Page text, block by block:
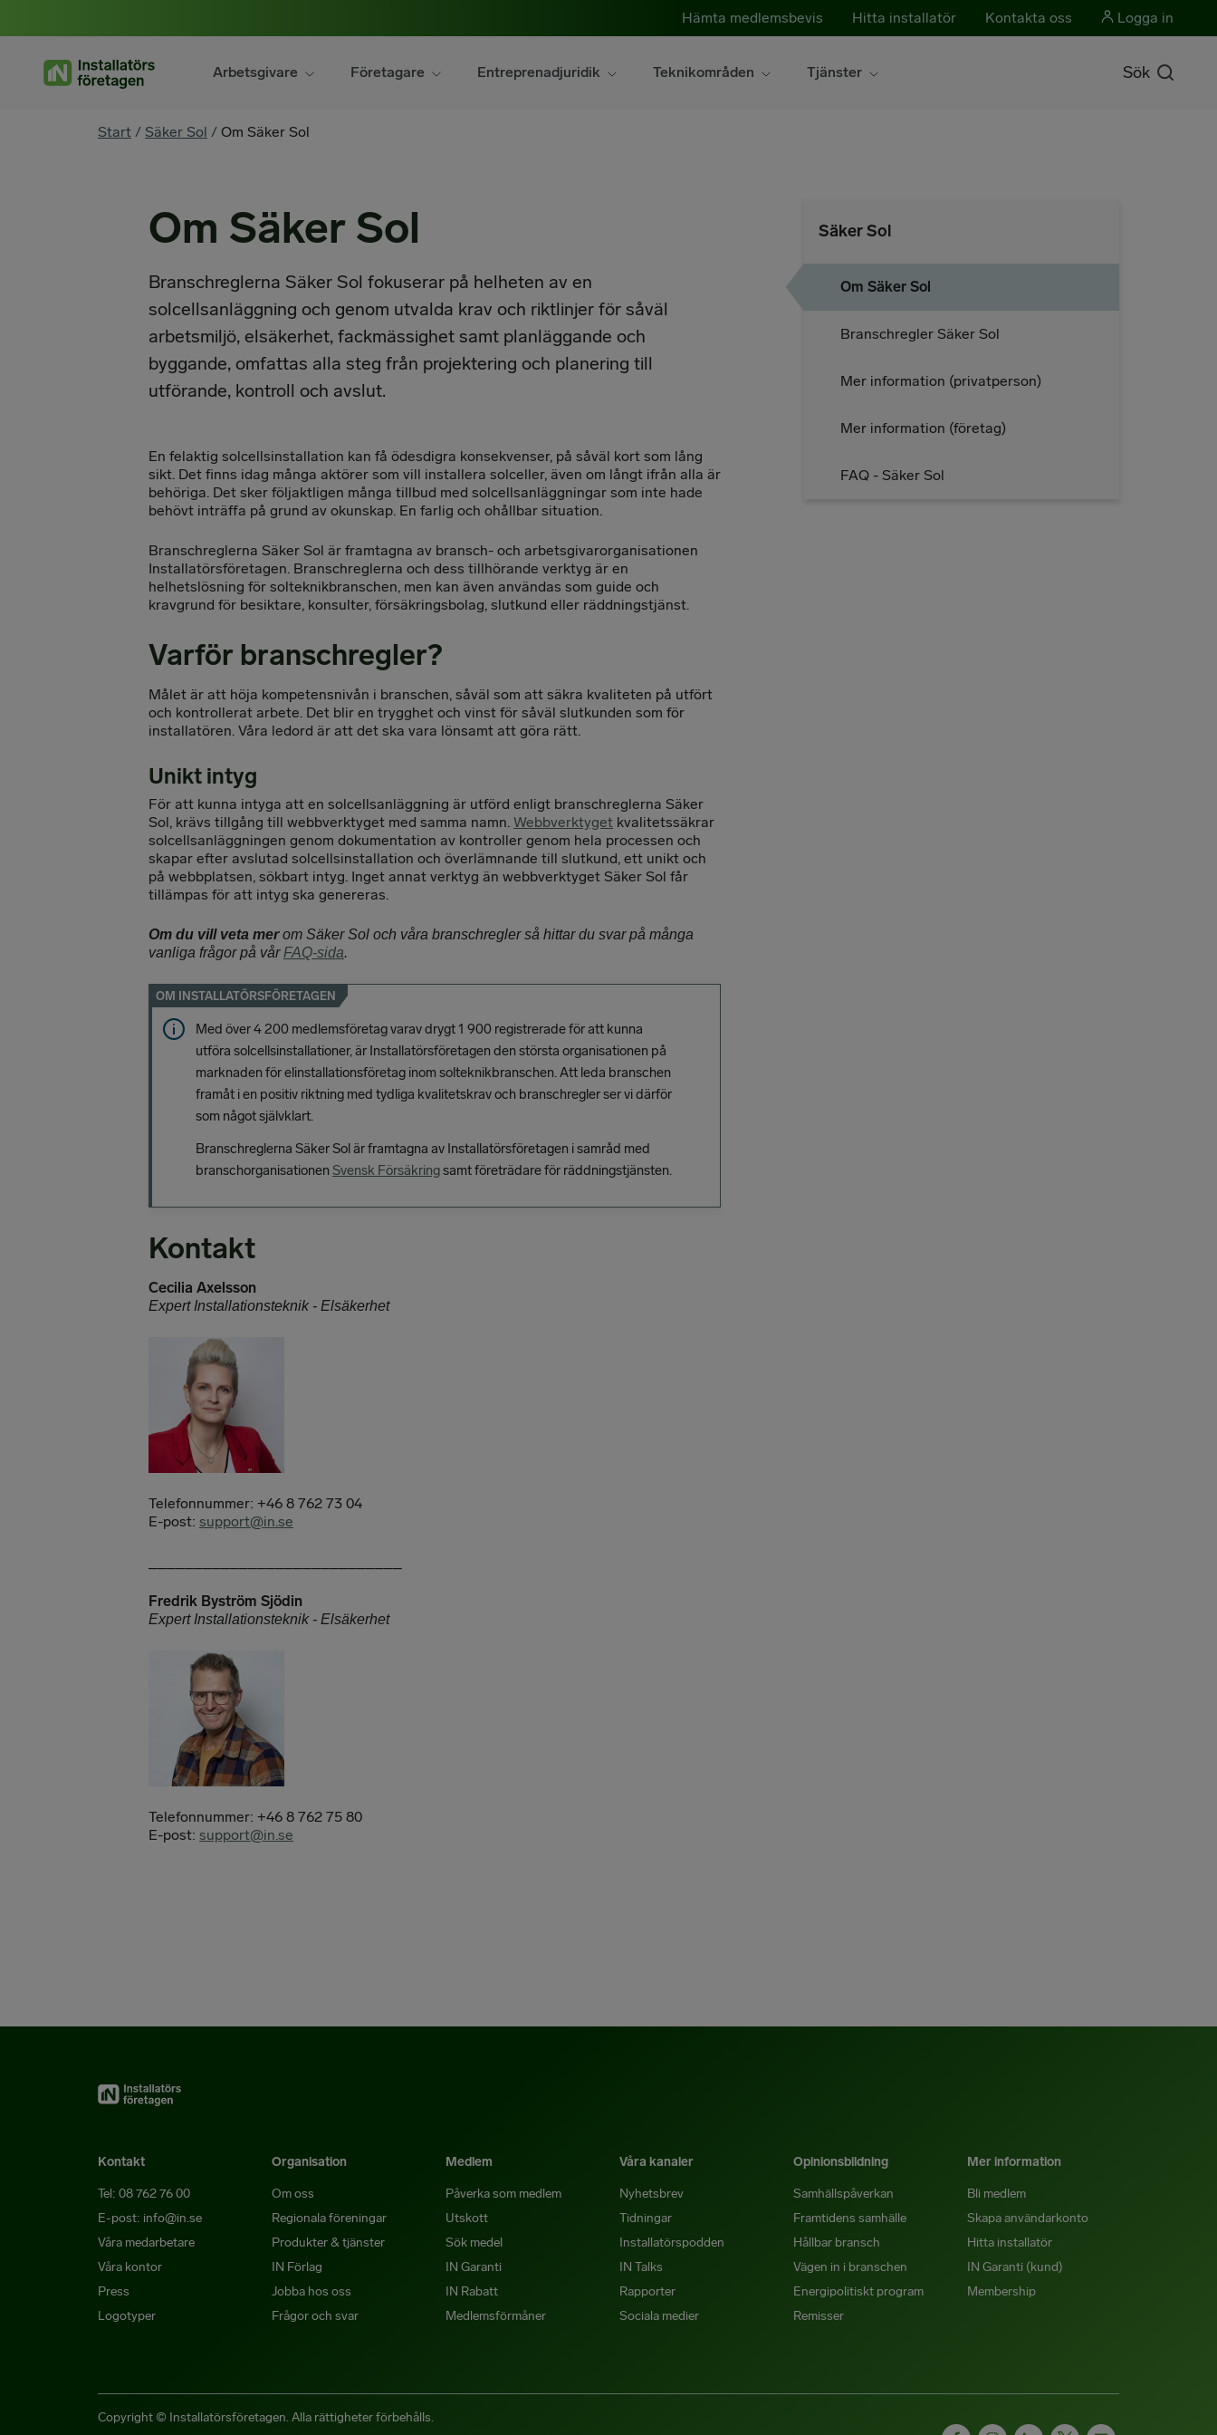
Hämta medlemsbevis Hitta installatör Kontakta oss Logga in
Arbetsgivare Företagare Entreprenadjuridik Teknikområden Tjänster Sök
You
Start / Säker Sol / Om Säker Sol
Om Säker Sol
Branschreglerna Säker Sol fokuserar på helheten av en
solcellsanläggning och genom utvalda krav och riktlinjer för såväl
arbetsmiljö, elsäkerhet, fackmässighet samt planläggande och
byggande, omfattas alla steg från projektering och planering till
utförande, kontroll och avslut.
En felaktig solcellsinstallation kan få ödesdigra konsekvenser, på såväl kort som lång
sikt. Det finns idag många aktörer som vill installera solceller, även om långt ifrån alla är
behöriga. Det sker följaktligen många tillbud med solcellsanläggningar som inte hade
behövt inträffa på grund av okunskap. En farlig och ohållbar situation.
Branschreglerna Säker Sol är framtagna av bransch- och arbetsgivarorganisationen
Installatörsföretagen. Branschreglerna och dess tillhörande verktyg är en
helhetslösning för solteknikbranschen, men kan även användas som guide och
kravgrund för besiktare, konsulter, försäkringsbolag, slutkund eller räddningstjänst.
Varför branschregler?
Målet är att höja kompetensnivån i branschen, såväl som att säkra kvaliteten på utfört
och kontrollerat arbete. Det blir en trygghet och vinst för såväl slutkunden som för
installatören. Våra ledord är att det ska vara lönsamt att göra rätt.
Unikt intyg
För att kunna intyga att en solcellsanläggning är utförd enligt branschreglerna Säker
Sol, krävs tillgång till webbverktyget med samma namn. Webbverktyget kvalitetssäkrar
solcellsanläggningen genom dokumentation av kontroller genom hela processen och
skapar efter avslutad solcellsinstallation och överlämnande till slutkund, ett unikt och
på webbplatsen, sökbart intyg. Inget annat verktyg än webbverktyget Säker Sol får
tillämpas för att intyg ska genereras.
Om du vill veta merom Säker Sol och våra branschregler så hittar du svar på många
vanliga frågor på vår FAQ-sida.
OM INSTALLATÖRSFÖRETAGEN
Med över 4 200 medlemsföretag varav drygt 1 900 registrerade för att kunna
utföra solcellsinstallationer, är Installatörsföretagen den största organisationen på
marknaden för elinstallationsföretag inom solteknikbranschen. Att leda branschen
framåt i en positiv riktning med tydliga kvalitetskrav och branschregler ser vi därför
som något självklart.
Branschreglerna Säker Sol är framtagna av Installatörsföretagen i samråd med
branschorganisationen Svensk Försäkringsamt företrädare för räddningstjänsten.
Kontakt
Cecilia Axelsson
Expert Installationsteknik - Elsäkerhet
Telefonnummer: +46 8 762 73 04
E-post: support@in.se
Fredrik Byström Sjödin
Expert Installationsteknik - Elsäkerhet
Telefonnummer: +46 8 762 75 80
E-post: support@in.se
Säker Sol
Om Säker Sol
Branschregler Säker Sol
Mer information (privatperson)
Mer information (företag)
FAQ - Säker Sol
Kontakt
Tel: 08 762 76 00
E-post: info@in.se
Våra medarbetare
Våra kontor
Press
Logotyper
Organisation
Om oss
Regionala föreningar
Produkter & tjänster
IN Förlag
Jobba hos oss
Frågor och svar
Medlem
Påverka som medlem
Utskott
Sök medel
IN Garanti
IN Rabatt
Medlemsförmåner
Våra kanaler
Nyhetsbrev
Tidningar
Installatörspodden
IN Talks
Rapporter
Sociala medier
Opinionsbildning
Samhällspåverkan
Framtidens samhälle
Hållbar bransch
Vägen in i branschen
Energipolitiskt program
Remisser
Mer information
Bli medlem
Skapa användarkonto
Hitta installatör
IN Garanti (kund)
Membership
Copyright © Installatörsföretagen. Alla rättigheter förbehålls.